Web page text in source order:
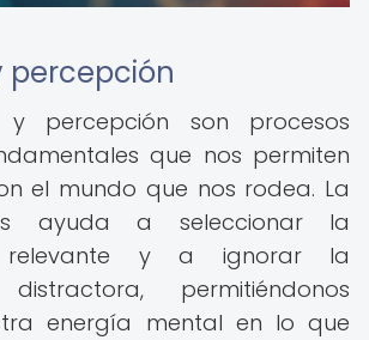
percepción
percepción son procesos
que nos permiten
el mundo que nos rodea. La
ayuda a seleccionar la
relevante y a ignorar la
permitiéndonos
energía mental en lo que